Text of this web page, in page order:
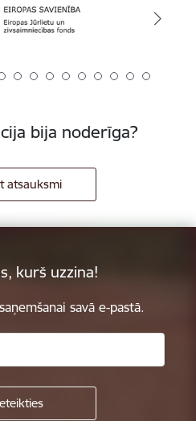
bija noderīga?
atsauksmi
kurš uzzina!
savā e-pastā.